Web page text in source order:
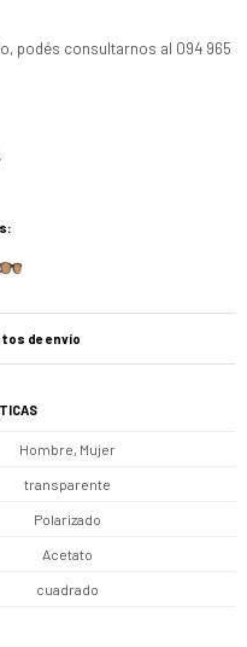
podés consultarnos al 094 965
de envío
Hombre, Mujer
transparente
Polarizado
Acetato
cuadrado